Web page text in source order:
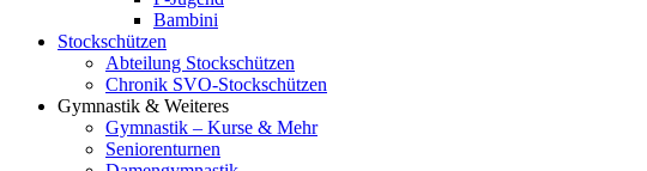
Bambini
Stockschützen
Abteilung Stockschützen
Chronik SVO-Stockschützen
Gymnastik & Weiteres
Gymnastik – Kurse & Mehr
Seniorenturnen